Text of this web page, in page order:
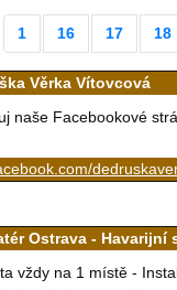
1 16 17 18
Věrka Vítovcová
naše Facebookové
Ostrava - Havarijní
vždy na 1 místě -